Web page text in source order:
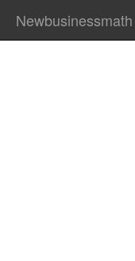
Newbusinessmath